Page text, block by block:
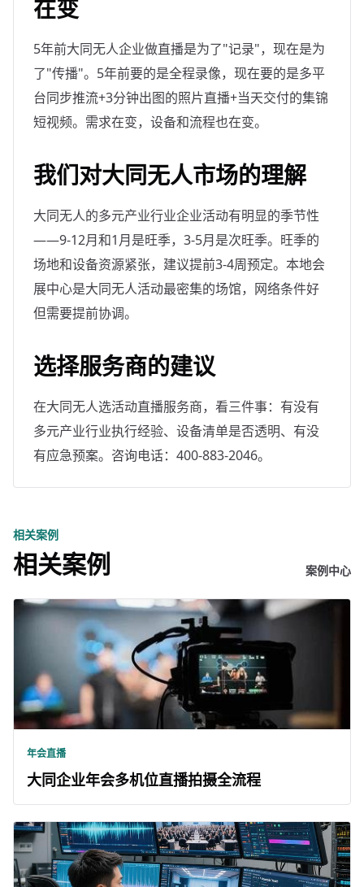
在变
5年前大同无人企业做直播是为了"记录"，现在是为
了"传播"。5年前要的是全程录像，现在要的是多平
台同步推流+3分钟出图的照片直播+当天交付的集锦
短视频。需求在变，设备和流程也在变。
我们对大同无人市场的理解
大同无人的多元产业行业企业活动有明显的季节性
——9-12月和1月是旺季，3-5月是次旺季。旺季的
场地和设备资源紧张，建议提前3-4周预定。本地会
展中心是大同无人活动最密集的场馆，网络条件好
但需要提前协调。
选择服务商的建议
在大同无人选活动直播服务商，看三件事：有没有
多元产业行业执行经验、设备清单是否透明、有没
有应急预案。咨询电话：400-883-2046。
相关案例
相关案例 案例中心
年会直播
大同企业年会多机位直播拍摄全流程